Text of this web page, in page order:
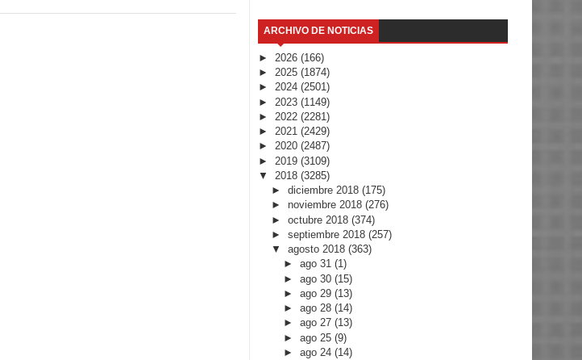
ARCHIVO DE NOTICIAS
► 2026 (166)
► 2025 (1874)
► 2024 (2501)
► 2023 (1149)
► 2022 (2281)
► 2021 (2429)
► 2020 (2487)
► 2019 (3109)
▼ 2018 (3285)
► diciembre 2018 (175)
► noviembre 2018 (276)
► octubre 2018 (374)
► septiembre 2018 (257)
▼ agosto 2018 (363)
►ago 31(1)
►ago 30(15)
►ago 29(13)
►ago 28(14)
►ago 27(13)
►ago 25(9)
►ago 24(14)